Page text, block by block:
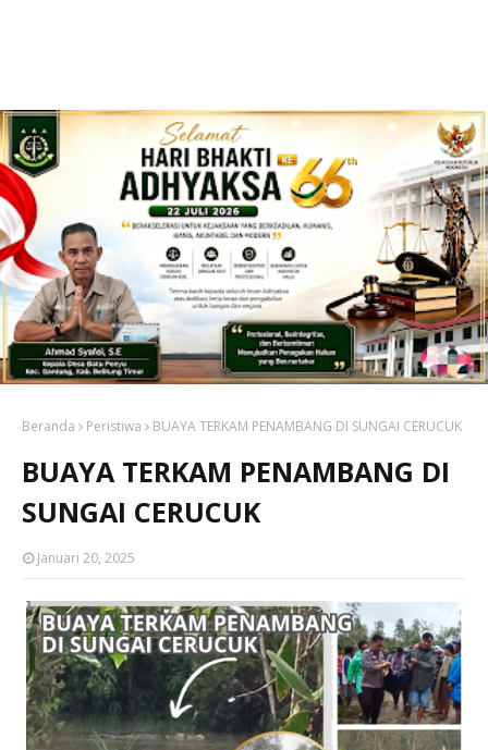
Beranda Peristiwa BUAYA TERKAM PENAMBANG DI SUNGAI CERUCUK
BUAYA TERKAM PENAMBANG DI
SUNGAI CERUCUK
Januari 20, 2025